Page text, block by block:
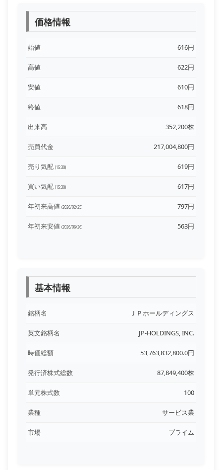
価格情報
始値 616円
高値 622円
安値 610円
終値 618円
出来高 352,200株
売買代金 217,004,800円
売り気配 (15:30) 619円
買い気配 (15:30) 617円
年初来高値 (2026/02/25) 797円
年初来安値 (2026/06/26) 563円
基本情報
銘柄名 ＪＰホールディングス
英文銘柄名 JP-HOLDINGS, INC.
時価総額 53,763,832,800.0円
発行済株式総数 87,849,400株
単元株式数 100
業種 サービス業
市場 プライム